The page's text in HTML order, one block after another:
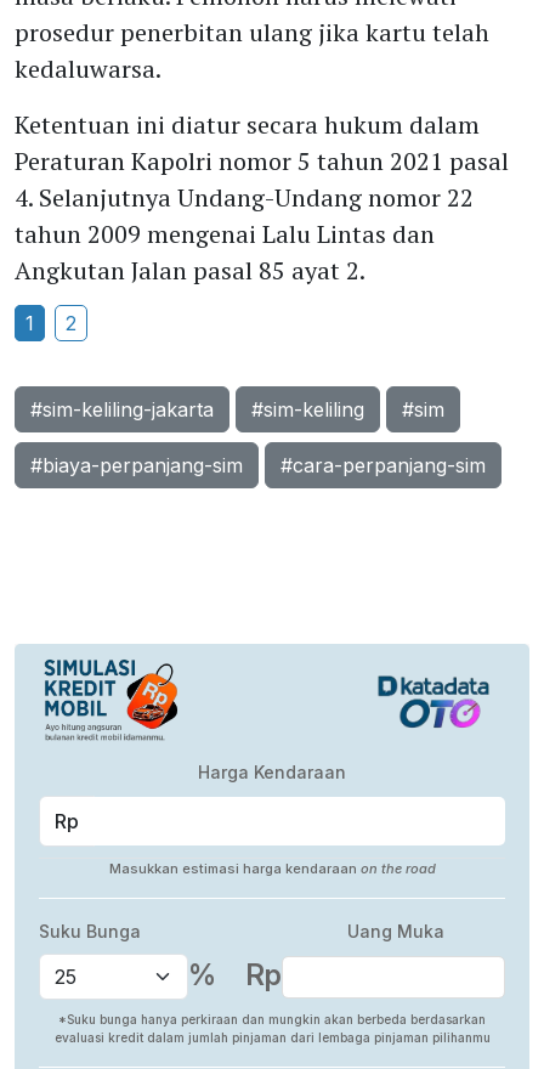
prosedur penerbitan ulang jika kartu telah
kedaluwarsa.
Ketentuan ini diatur secara hukum dalam
Peraturan Kapolri nomor 5 tahun 2021 pasal
4. Selanjutnya Undang-Undang nomor 22
tahun 2009 mengenai Lalu Lintas dan
Angkutan Jalan pasal 85 ayat 2.
1 2
#sim-keliling-jakarta #sim-keliling #sim
#biaya-perpanjang-sim #cara-perpanjang-sim